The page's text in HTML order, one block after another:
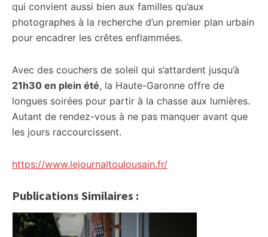
qui convient aussi bien aux familles qu’aux
photographes à la recherche d’un premier plan urbain
pour encadrer les crêtes enflammées.
Avec des couchers de soleil qui s’attardent jusqu’à
21h30 en plein été, la Haute-Garonne offre de
longues soirées pour partir à la chasse aux lumières.
Autant de rendez-vous à ne pas manquer avant que
les jours raccourcissent.
https://www.lejournaltoulousain.fr/
Publications Similaires :